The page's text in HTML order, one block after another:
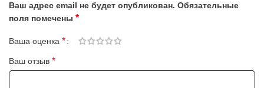
Ваш адрес email не будет опубликован. Обязательные
поля помечены *
Ваша оценка *
Ваш отзыв *